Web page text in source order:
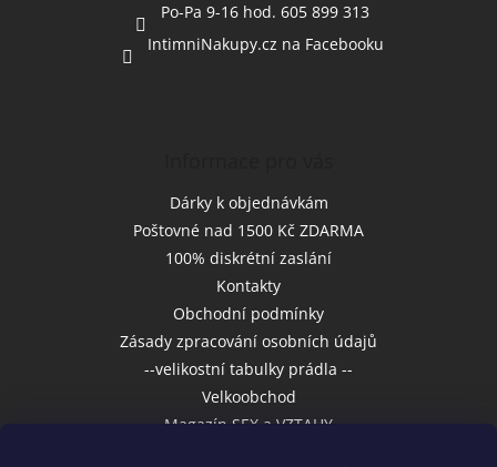
Po-Pa 9-16 hod. 605 899 313
IntimniNakupy.cz na Facebooku
Dárky k objednávkám
Poštovné nad 1500 Kč ZDARMA
100% diskrétní zaslání
Kontakty
Obchodní podmínky
Zásady zpracování osobních údajů
--velikostní tabulky prádla --
Velkoobchod
Magazín SEX a VZTAHY